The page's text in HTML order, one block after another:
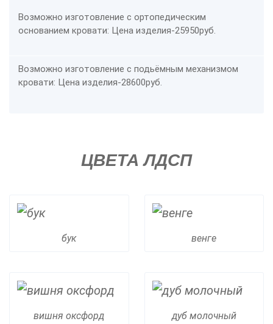
Возможно изготовление с ортопедическим
основанием кровати: Цена изделия-25950руб.
Возможно изготовление с подьёмным механизмом
кровати: Цена изделия-28600руб.
ЦВЕТА ЛДСП
бук венге
вишня оксфорд дуб молочный